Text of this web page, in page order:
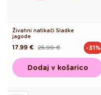
Živahni natikači Sladke
jagode
Redna
25.99 €
Akcijska
17.99 € -31%
Dodaj v košarico